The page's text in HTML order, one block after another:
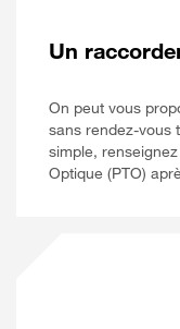
Un
On peut vous
sans rendez-vous
simple,
Optique (PTO)